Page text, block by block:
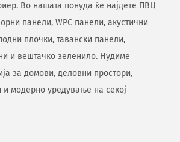
Во нашата понуда ќе најдете ПВЦ
панели, WPC панели, акустични
плочки, тавански панели,
и вештачко зеленило. Нудиме
за домови, деловни простори,
и модерно уредување на секој